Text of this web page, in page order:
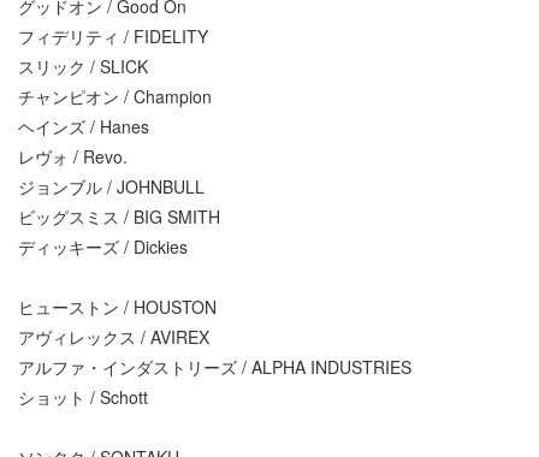
グッドオン / Good On
フィデリティ / FIDELITY
スリック / SLICK
チャンピオン / Champion
ヘインズ / Hanes
レヴォ / Revo.
ジョンブル / JOHNBULL
ビッグスミス / BIG SMITH
ディッキーズ / Dickies
ヒューストン / HOUSTON
アヴィレックス / AVIREX
アルファ・インダストリーズ / ALPHA INDUSTRIES
ショット / Schott